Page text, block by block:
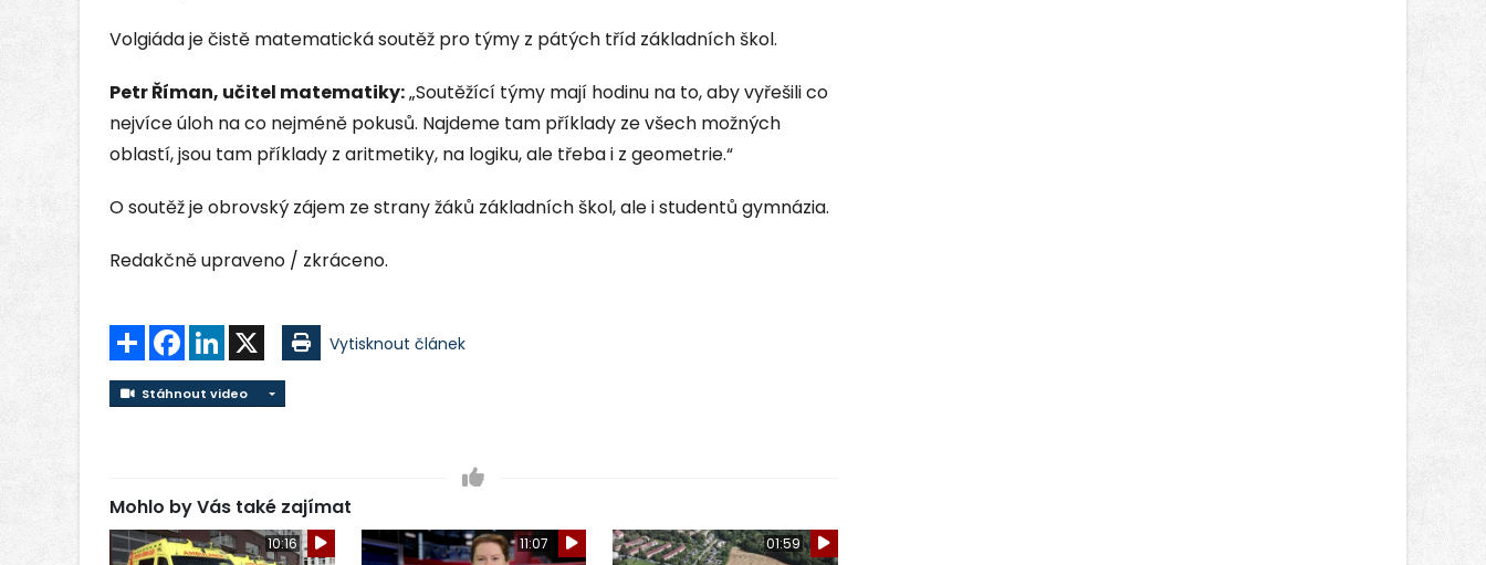
Volgiáda je čistě matematická soutěž pro týmy z pátých tříd základních škol.
Petr Říman, učitel matematiky:„Soutěžící týmy mají hodinu na to, aby vyřešili co
nejvíce úloh na co nejméně pokusů. Najdeme tam příklady ze všech možných
oblastí, jsou tam příklady z aritmetiky, na logiku, ale třeba i z geometrie.“
O soutěž je obrovský zájem ze strany žáků základních škol, ale i studentů gymnázia.
Redakčně upraveno / zkráceno.
Sdílet FacebookLinkedIn Vytisknout článek
Stáhnout video Stáhnout video
Mohlo by Vás také zajímat
10:16 11:07 01:59